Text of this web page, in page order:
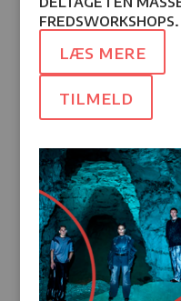
fredsworkshops.
læs mere
tilmeld